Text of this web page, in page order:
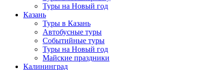
Туры на Новый год
Казань
Туры в Казань
Автобусные туры
Событийные туры
Туры на Новый год
Майские праздники
Калининград